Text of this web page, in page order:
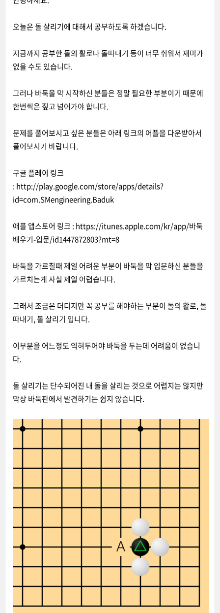
오늘은 돌 살리기에 대해서 공부하도록 하겠습니다.
지금까지 공부한 돌의 활로나 돌따내기 등이 너무 쉬워서 재미가
없을 수도 있습니다.
그러나 바둑을 막 시작하신 분들은 정말 필요한 부분이기 때문에
한번씩은 짚고 넘어가야 합니다.
문제를 풀어보시고 싶은 분들은 아래 링크의 어플을 다운받아서
풀어보시기 바랍니다.
구글 플레이 링크
: http://play.google.com/store/apps/details?
id=com.SMengineering.Baduk
애플 앱스토어 링크 : https://itunes.apple.com/kr/app/바둑
배우기-입문/id1447872803?mt=8
바둑을 가르칠때 제일 어려운 부분이 바둑을 막 입문하신 분들을
가르치는게 사실 제일 어렵습니다.
그래서 조금은 더디지만 꼭 공부를 해야하는 부분이 돌의 활로, 돌
따내기, 돌 살리기 입니다.
이부분을 어느정도 익혀두어야 바둑을 두는데 어려움이 없습니
다.
돌 살리기는 단수되어진 내 돌을 살리는 것으로 어렵지는 않지만
막상 바둑판에서 발견하기는 쉽지 않습니다.